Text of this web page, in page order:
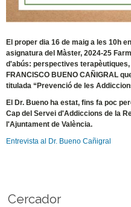
El proper dia 16 de maig a les 10h
asignatura del Màster, 2024-25
d'abús: perspectives
FRANCISCO BUENO CAÑIGRAL
titulada “Prevenció de les
El Dr. Bueno ha estat, fins fa poc
Cap del Servei d'Addiccions de la
l'Ajuntament de València.
Entrevista al Dr. Bueno Cañigral
Cercador